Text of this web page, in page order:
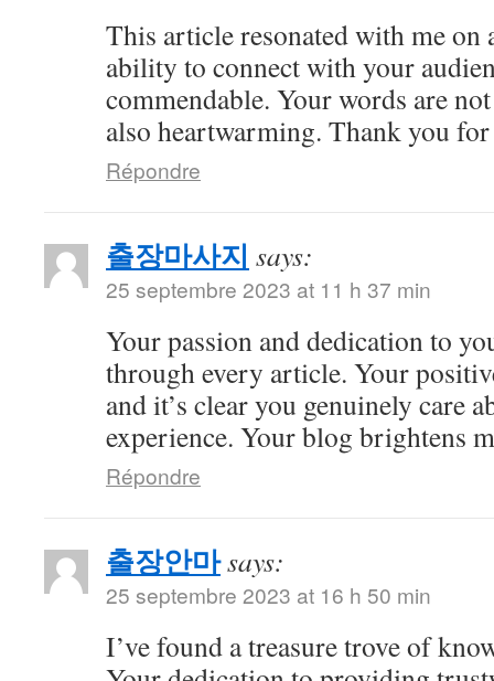
This article resonated with me on
ability to connect with your
commendable. Your words are
also heartwarming. Thank you
Répondre
출장마사지 says:
25 septembre 2023 at 11 h 37 min
Your passion and dedication to
through every article. Your
and it’s clear you genuinely care
experience. Your blog brightens
Répondre
출장안마says:
25 septembre 2023 at 16 h 50 min
I’ve found a treasure trove of